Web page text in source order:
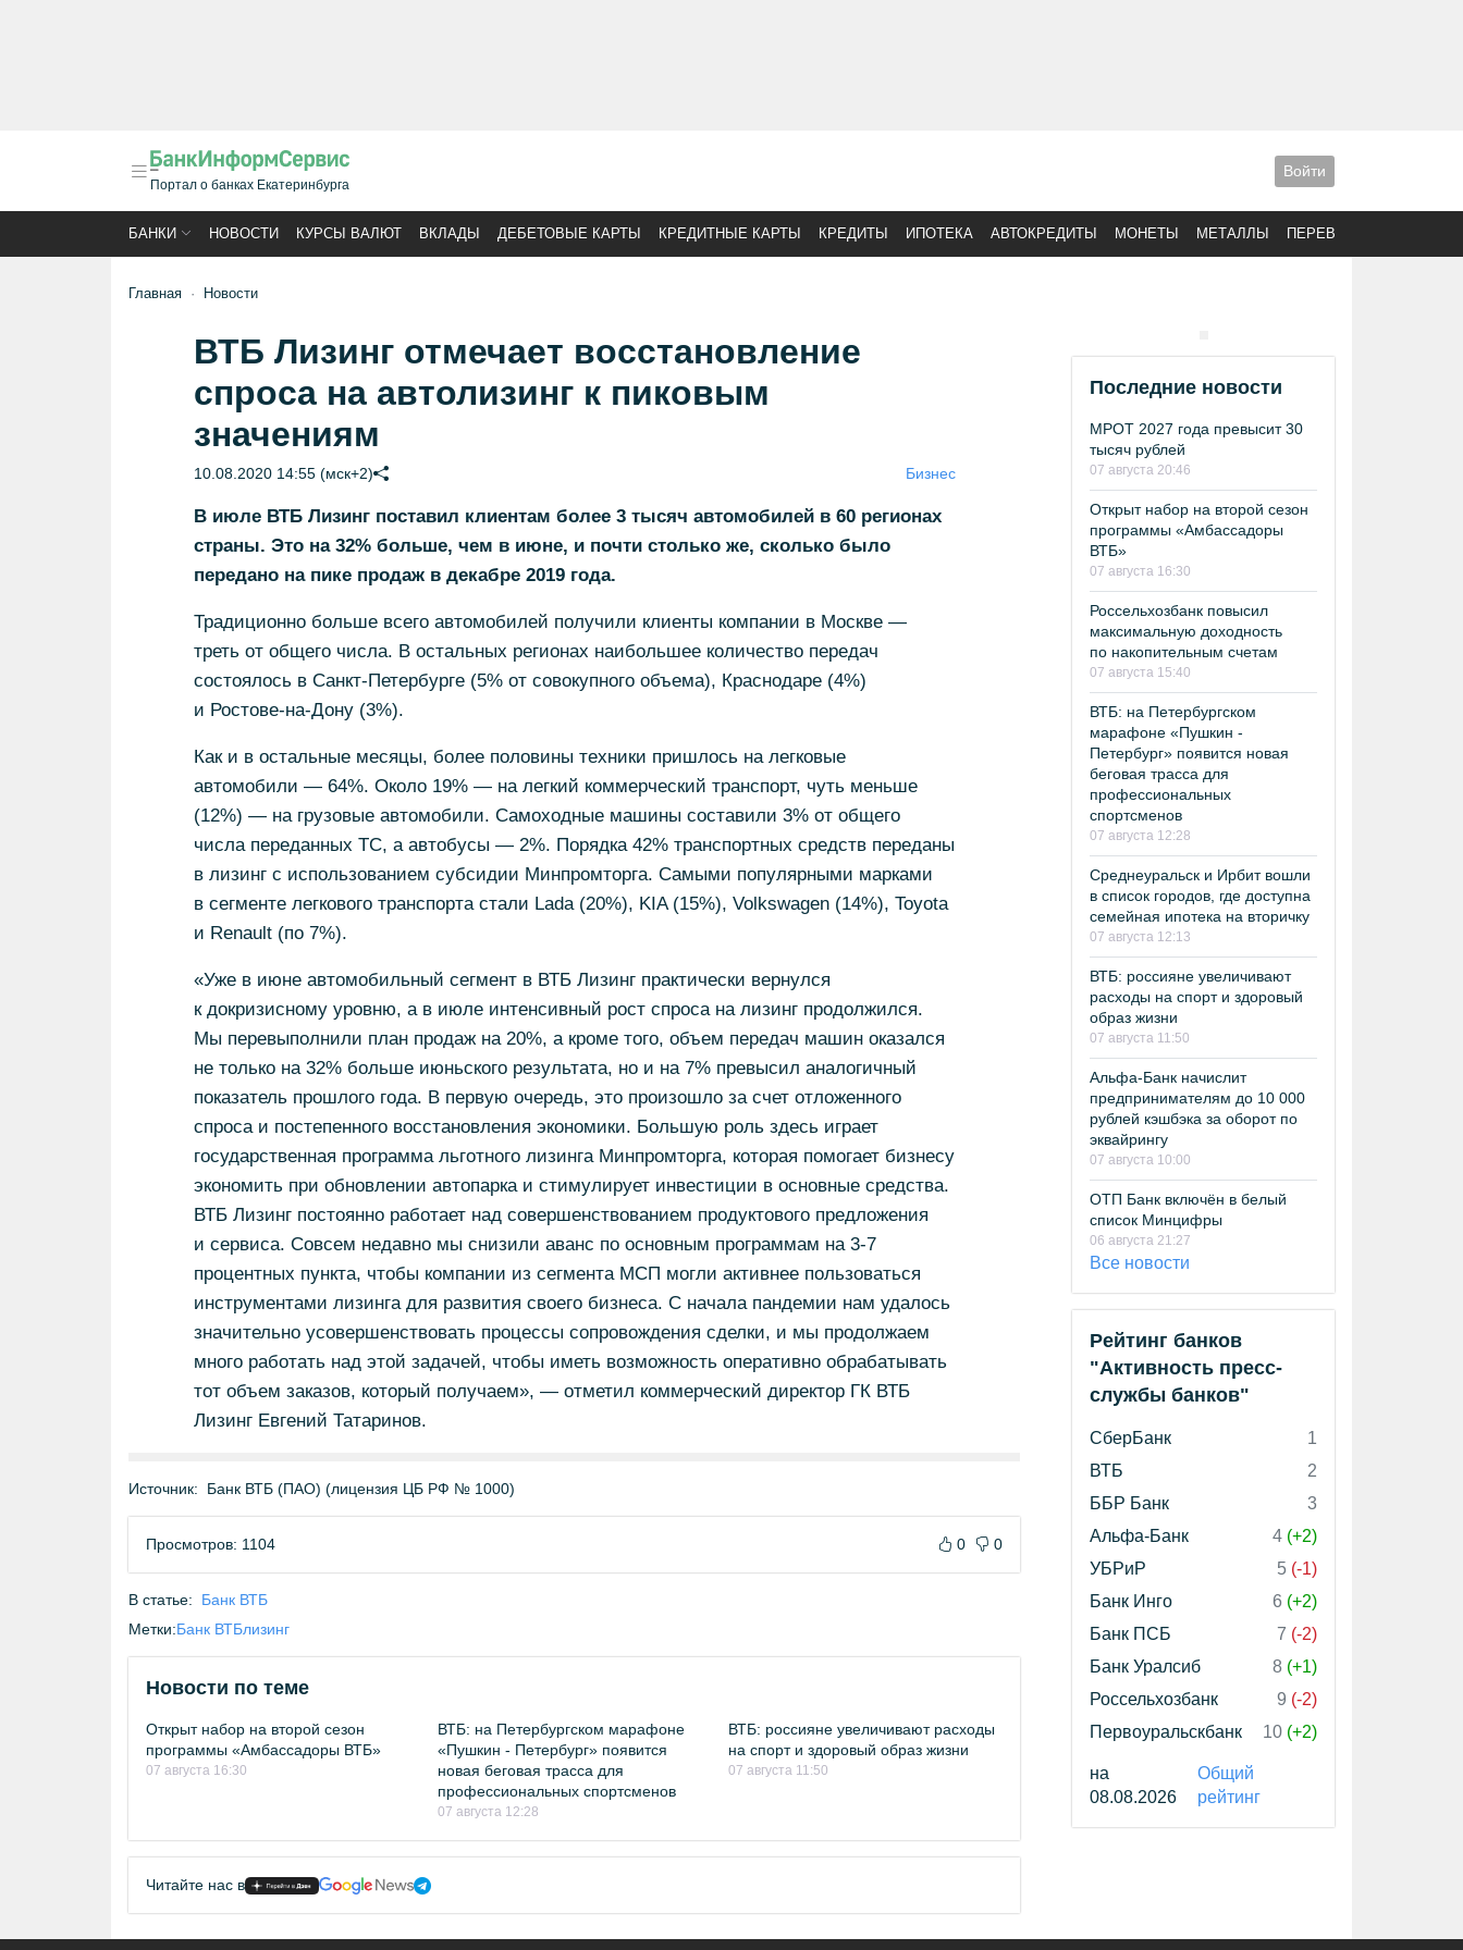
Портал о банках Екатеринбурга
Войти
БАНКИ НОВОСТИ КУРСЫ ВАЛЮТ ВКЛАДЫ ДЕБЕТОВЫЕ КАРТЫ КРЕДИТНЫЕ КАРТЫ КРЕДИТЫ ИПОТЕКА АВТОКРЕДИТЫ МОНЕТЫ МЕТАЛЛЫ ПЕРЕВОДЫ
Главная Новости
ВТБ Лизинг отмечает восстановление
спроса на автолизинг к пиковым
значениям
10.08.2020 14:55 (мск+2) Бизнес
В июле ВТБ Лизинг поставил клиентам более 3 тысяч автомобилей в 60 регионах
страны. Это на 32% больше, чем в июне, и почти столько же, сколько было
передано на пике продаж в декабре 2019 года.
Традиционно больше всего автомобилей получили клиенты компании в Москве —
треть от общего числа. В остальных регионах наибольшее количество передач
состоялось в Санкт-Петербурге (5% от совокупного объема), Краснодаре (4%)
и Ростове-на-Дону (3%).
Как и в остальные месяцы, более половины техники пришлось на легковые
автомобили — 64%. Около 19% — на легкий коммерческий транспорт, чуть меньше
(12%) — на грузовые автомобили. Самоходные машины составили 3% от общего
числа переданных ТС, а автобусы — 2%. Порядка 42% транспортных средств переданы
в лизинг с использованием субсидии Минпромторга. Самыми популярными марками
в сегменте легкового транспорта стали Lada (20%), KIA (15%), Volkswagen (14%), Toyota
и Renault (по 7%).
«Уже в июне автомобильный сегмент в ВТБ Лизинг практически вернулся
к докризисному уровню, а в июле интенсивный рост спроса на лизинг продолжился.
Мы перевыполнили план продаж на 20%, а кроме того, объем передач машин оказался
не только на 32% больше июньского результата, но и на 7% превысил аналогичный
показатель прошлого года. В первую очередь, это произошло за счет отложенного
спроса и постепенного восстановления экономики. Большую роль здесь играет
государственная программа льготного лизинга Минпромторга, которая помогает бизнесу
экономить при обновлении автопарка и стимулирует инвестиции в основные средства.
ВТБ Лизинг постоянно работает над совершенствованием продуктового предложения
и сервиса. Совсем недавно мы снизили аванс по основным программам на 3-7
процентных пункта, чтобы компании из сегмента МСП могли активнее пользоваться
инструментами лизинга для развития своего бизнеса. С начала пандемии нам удалось
значительно усовершенствовать процессы сопровождения сделки, и мы продолжаем
много работать над этой задачей, чтобы иметь возможность оперативно обрабатывать
тот объем заказов, который получаем», — отметил коммерческий директор ГК ВТБ
Лизинг Евгений Татаринов.
Источник: Банк ВТБ (ПАО) (лицензия ЦБ РФ № 1000)
Просмотров: 1104 0 0
В статье:
Банк ВТБ
Метки:Банк ВТБлизинг
Новости по теме
Открыт набор на второй сезон
программы «Амбассадоры ВТБ»
07 августа 16:30
ВТБ: на Петербургском марафоне
«Пушкин - Петербург» появится
новая беговая трасса для
профессиональных спортсменов
07 августа 12:28
ВТБ: россияне увеличивают расходы
на спорт и здоровый образ жизни
07 августа 11:50
Читайте нас в
Последние новости
МРОТ 2027 года превысит 30
тысяч рублей
07 августа 20:46
Открыт набор на второй сезон
программы «Амбассадоры
ВТБ»
07 августа 16:30
Россельхозбанк повысил
максимальную доходность
по накопительным счетам
07 августа 15:40
ВТБ: на Петербургском
марафоне «Пушкин -
Петербург» появится новая
беговая трасса для
профессиональных
спортсменов
07 августа 12:28
Среднеуральск и Ирбит вошли
в список городов, где доступна
семейная ипотека на вторичку
07 августа 12:13
ВТБ: россияне увеличивают
расходы на спорт и здоровый
образ жизни
07 августа 11:50
Альфа-Банк начислит
предпринимателям до 10 000
рублей кэшбэка за оборот по
эквайрингу
07 августа 10:00
ОТП Банк включён в белый
список Минцифры
06 августа 21:27
Все новости
Рейтинг банков
"Активность пресс-
службы банков"
СберБанк
1
ВТБ
2
ББР Банк
3
Альфа-Банк
4 (+2)
УБРиР
5 (-1)
Банк Инго
6 (+2)
Банк ПСБ
7 (-2)
Банк Уралсиб
8 (+1)
Россельхозбанк
9 (-2)
Первоуральскбанк
10 (+2)
на
08.08.2026
Общий
рейтинг